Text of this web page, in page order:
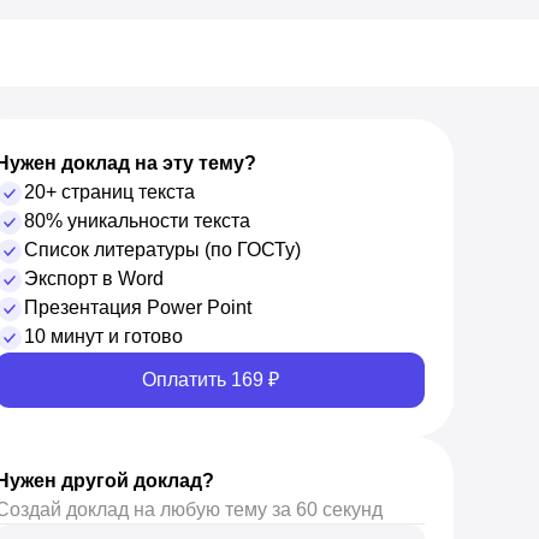
Нужен доклад на эту тему?
20+ страниц текста
80% уникальности текста
Список литературы (по ГОСТу)
Экспорт в Word
Презентация Power Point
10 минут и готово
Оплатить 169 ₽
Нужен другой доклад?
доклад на любую тему за 60 секунд